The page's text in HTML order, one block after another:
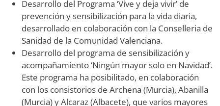
Desarrollo del Programa ‘Vive y deja vivir’ de
prevención y sensibilización para la vida diaria,
desarrollado en colaboración con la Conselleria de
Sanidad de la Comunidad Valenciana.
Desarrollo del programa de sensibilización y
acompañamiento ‘Ningún mayor solo en Navidad’.
Este programa ha posibilitado, en colaboración
con los consistorios de Archena (Murcia), Abanilla
(Murcia) y Alcaraz (Albacete), que varios mayores